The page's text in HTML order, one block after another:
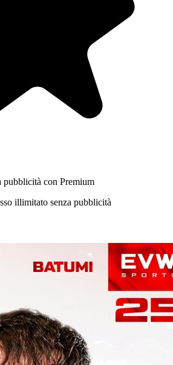
con Premium
illimitato senza pubblicità